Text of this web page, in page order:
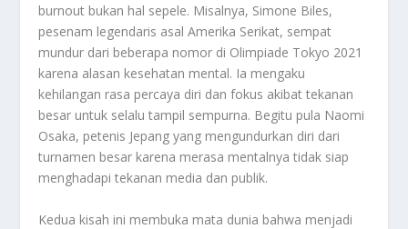
burnout bukan hal sepele. Misalnya, Simone Biles,
pesenam legendaris asal Amerika Serikat, sempat
mundur dari beberapa nomor di Olimpiade Tokyo 2021
karena alasan kesehatan mental. Ia mengaku
kehilangan rasa percaya diri dan fokus akibat tekanan
besar untuk selalu tampil sempurna. Begitu pula Naomi
Osaka, petenis Jepang yang mengundurkan diri dari
turnamen besar karena merasa mentalnya tidak siap
menghadapi tekanan media dan publik.
Kedua kisah ini membuka mata dunia bahwa menjadi